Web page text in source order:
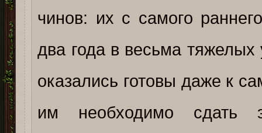
чинов: их с самого
два года в весьма
оказались готовы даже к
им необходимо сдать